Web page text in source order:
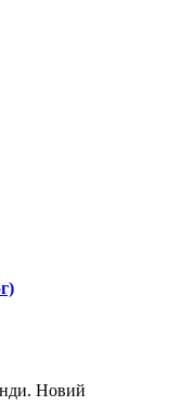
Новий